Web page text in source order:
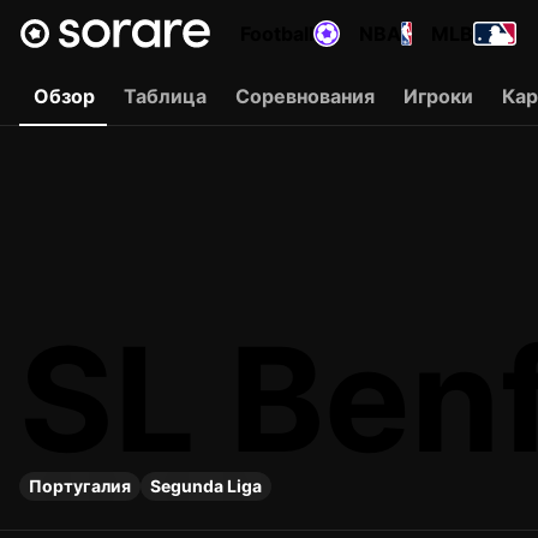
Обзор Таблица Соревнования Игроки
Португалия Segunda Liga